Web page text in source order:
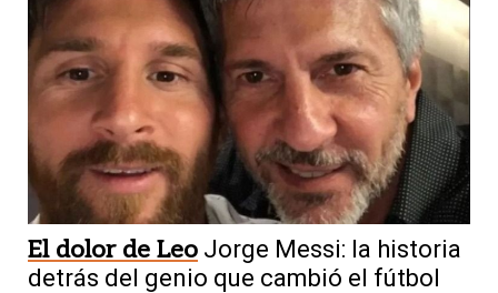
El dolor de Leo Jorge Messi: la historia
detrás del genio que cambió el fútbol